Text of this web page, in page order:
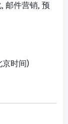
邮件营销, 预
京时间)